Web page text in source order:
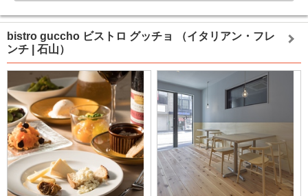
bistro guccho ビストロ グッチョ
（イタリアン・フレ
ンチ | 石山）